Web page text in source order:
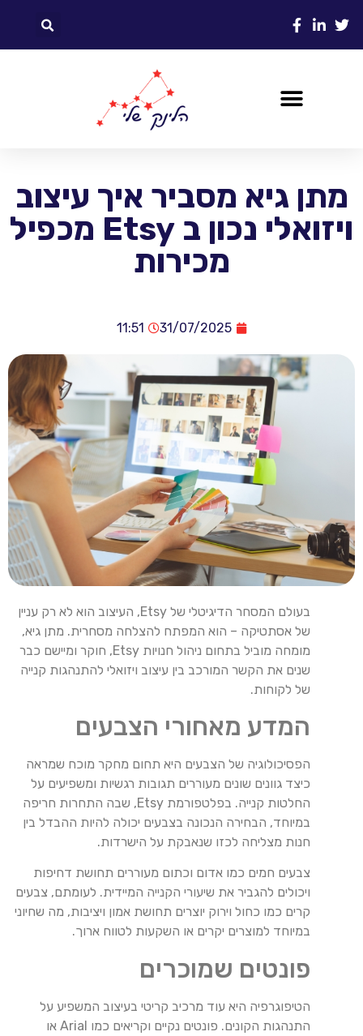
מתן גיא מסביר איך עיצוב
ויזואלי נכון ב Etsy מכפיל
מכירות
31/07/2025
11:51
בעולם המסחר הדיגיטלי של Etsy, העיצוב הוא לא רק עניין
של אסתטיקה – הוא המפתח להצלחה מסחרית. מתן גיא,
מומחה מוביל בתחום ניהול חנויות Etsy, חוקר ומיישם כבר
שנים את הקשר המורכב בין עיצוב ויזואלי להתנהגות קנייה
של לקוחות.
המדע מאחורי הצבעים
הפסיכולוגיה של הצבעים היא תחום מחקר מוכח שמראה
כיצד גוונים שונים מעוררים תגובות רגשיות ומשפיעים על
החלטות קנייה. בפלטפורמת Etsy, שבה התחרות חריפה
במיוחד, הבחירה הנכונה בצבעים יכולה להיות ההבדל בין
חנות מצליחה לכזו שנאבקת על הישרדות.
צבעים חמים כמו אדום וכתום מעוררים תחושת דחיפות
ויכולים להגביר את שיעורי הקנייה המיידית. לעומתם, צבעים
קרים כמו כחול וירוק יוצרים תחושת אמון ויציבות, מה שחיוני
במיוחד למוצרים יקרים או השקעות לטווח ארוך.
פונטים שמוכרים
הטיפוגרפיה היא עוד מרכיב קריטי בעיצוב המשפיע על
התנהגות הקונים. פונטים נקיים וקריאים כמו Arial או